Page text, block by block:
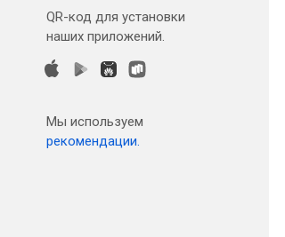
QR-код для установки
наших приложений.
Мы используем
рекомендации.